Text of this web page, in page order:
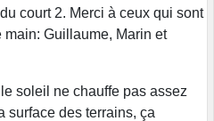
court 2. Merci à ceux qui sont
Guillaume, Marin et
soleil ne chauffe pas assez
surface des terrains, ça